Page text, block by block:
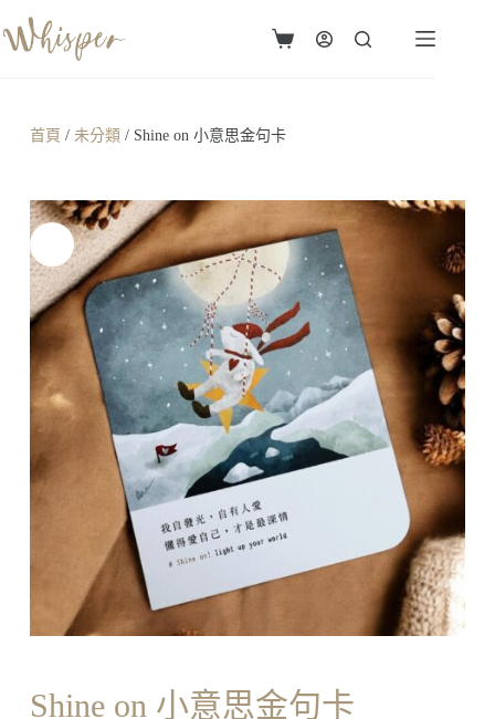
首頁 / 未分類 / Shine on 小意思金句卡
Shine on 小意思金句卡